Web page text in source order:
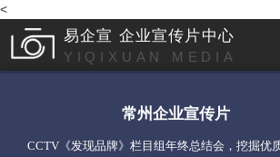
<
易企宣 企业宣传片中心
YIQIXUAN MEDIA
常州企业宣传片
CCTV《发现品牌》栏目组年终总结会，挖掘优